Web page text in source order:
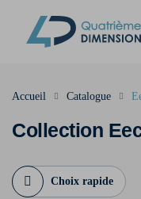
Collection
Accueil Catalogue
Choix rapide